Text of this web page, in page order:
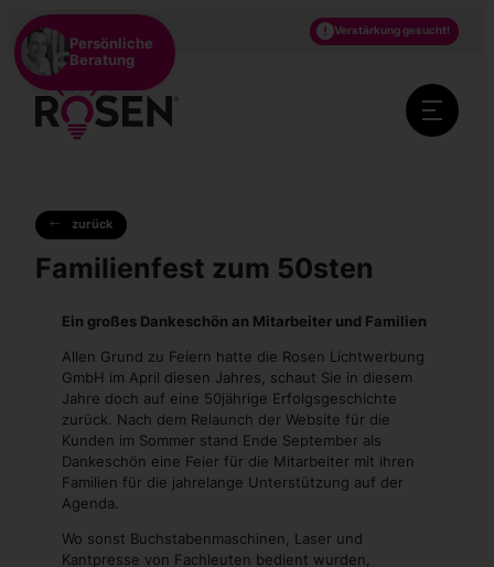
DE EN Verstärkung gesucht!
zurück
Familienfest zum 50sten
Ein großes Dankeschön an Mitarbeiter und Familien
Allen Grund zu Feiern hatte die Rosen Lichtwerbung
GmbH im April diesen Jahres, schaut Sie in diesem
Jahre doch auf eine 50jährige Erfolgsgeschichte
zurück. Nach dem Relaunch der Website für die
Kunden im Sommer stand Ende September als
Dankeschön eine Feier für die Mitarbeiter mit ihren
Familien für die jahrelange Unterstützung auf der
Agenda.
Wo sonst Buchstabenmaschinen, Laser und
Kantpresse von Fachleuten bedient wurden,
Persönliche
Beratung